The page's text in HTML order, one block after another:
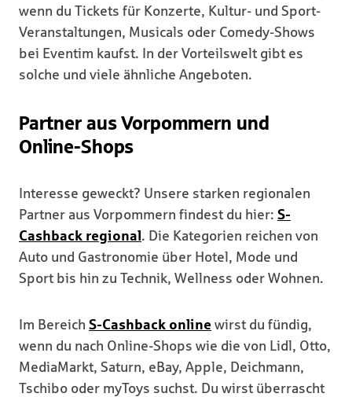
wenn du Tickets für Konzerte, Kultur- und Sport-
Veranstaltungen, Musicals oder Comedy-Shows
bei Eventim kaufst. In der Vorteilswelt gibt es
solche und viele ähnliche Angeboten.
Partner aus Vorpommern und
Online-Shops
Interesse geweckt? Unsere starken regionalen
Partner aus Vorpommern findest du hier: S-
Cashback regional . Die Kategorien reichen von
Auto und Gastronomie über Hotel, Mode und
Sport bis hin zu Technik, Wellness oder Wohnen.
Im Bereich S-Cashback online wirst du fündig,
wenn du nach Online-Shops wie die von Lidl, Otto,
MediaMarkt, Saturn, eBay, Apple, Deichmann,
Tschibo oder myToys suchst. Du wirst überrascht